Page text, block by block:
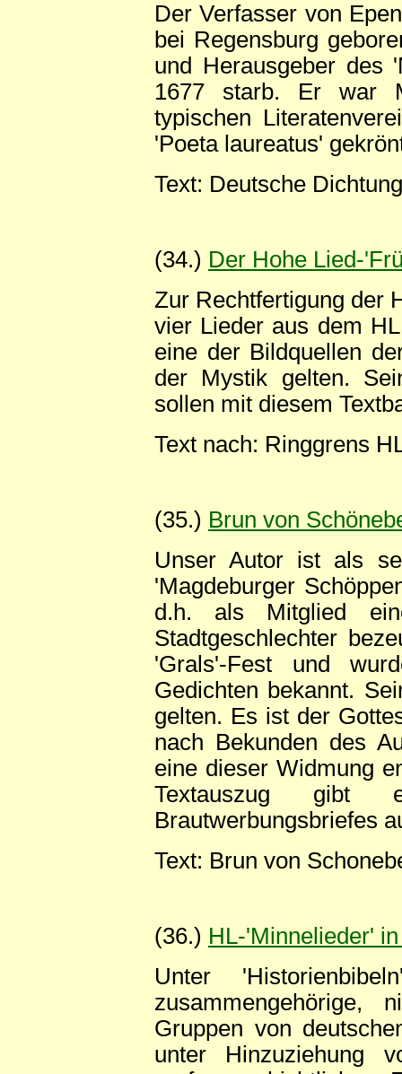
Der Verfasser von
bei Regensburg
und Herausgeber des
1677 starb. Er war
typischen
'Poeta laureatus'
Text: Deutsche
(34.) Der Hohe Lied-
Zur Rechtfertigung der
vier Lieder aus dem
eine der Bildquellen
der Mystik gelten.
sollen mit diesem
Text nach: Ringgrens
(35.) Brun von
Unser Autor ist als
'Magdeburger
d.h. als Mitglied
Stadtgeschlechter
'Grals'-Fest und
Gedichten bekannt.
gelten. Es ist der
nach Bekunden des
eine dieser Widmung
Textauszug gibt
Brautwerbungsbriefes
Text: Brun von
(36.) HL-'Minnelieder'
Unter
zusammengehörige,
Gruppen von
unter Hinzuziehung